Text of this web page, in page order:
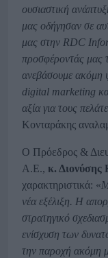
ουσιαστική
μας οδήγησαν σε
μας στην RDC
προσφέροντάς μας
ανεβάσουμε ακόμη
digital marketing
αξία για τους
Κονταράκης
Ο Πρόεδρος &
Α.Ε., κ. Διονύσης
χαρακτηριστικά: «
νέα εξέλιξη. Η
στρατηγικό
ενίσχυση των
την παροχή ακόμη